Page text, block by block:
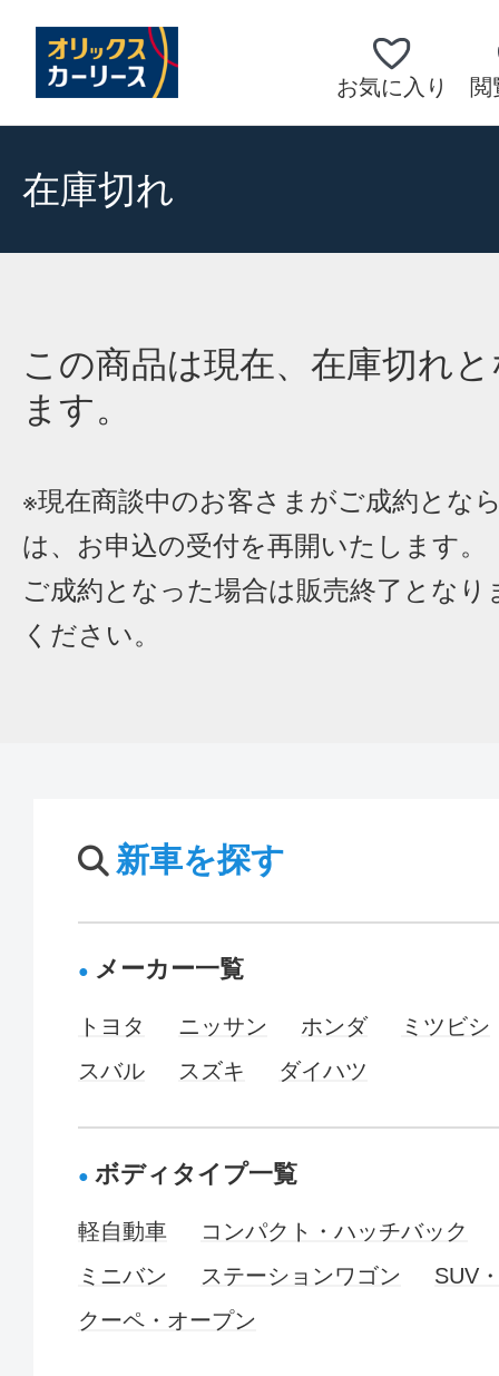
お気に入り 閲
在庫切れ
この商品は現在、在庫切れ
ます。
※現在商談中のお客さまがご成約とな
は、お申込の受付を再開いたします。
ご成約となった場合は販売終了となり
ください。
新車を探す
メーカー一覧
トヨタ ニッサン ホンダ
ミツビシ
スバル
スズキ ダイハツ
ボディタイプ一覧
軽自動車
コンパクト・ハッチバック
ミニバン
ステーションワゴン
SUV
クーペ・オープン